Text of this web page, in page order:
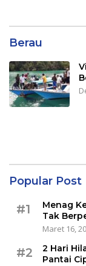
Berau
Popular Post
#1
Menag
Tak
Maret 16,
#2
2 Hari
Pantai